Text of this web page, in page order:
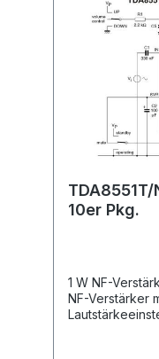
TDA8551T/
10er Pkg.
1 W NF-Verstärker Einfach aufzubauender
NF-Verstärker